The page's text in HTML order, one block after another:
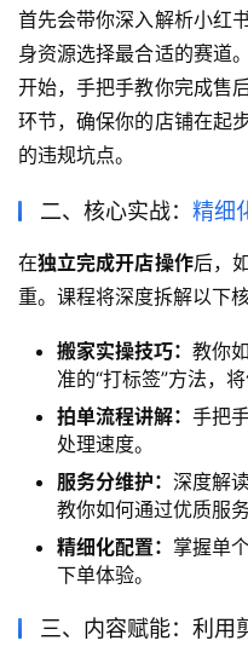
首先会带你深入解析小红
身资源选择最合适的赛道
开始，手把手教你完成售
环节，确保你的店铺在起
的违规坑点。
二、核心实战： 精细
在独立完成开店操作后，
重。课程将深度拆解以下
搬家实操技巧： 教你
准的“打标签”方法，
拍单流程讲解： 手把
处理速度。
服务分维护： 深度解
教你如何通过优质服
精细化配置： 掌握单
下单体验。
三、内容赋能：利用